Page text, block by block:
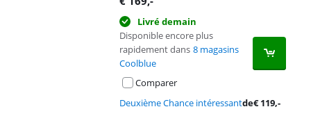
Livré demain
Disponible encore plus
rapidement dans 8 magasins
Coolblue
Comparer
Deuxième Chance intéressantde€119,-